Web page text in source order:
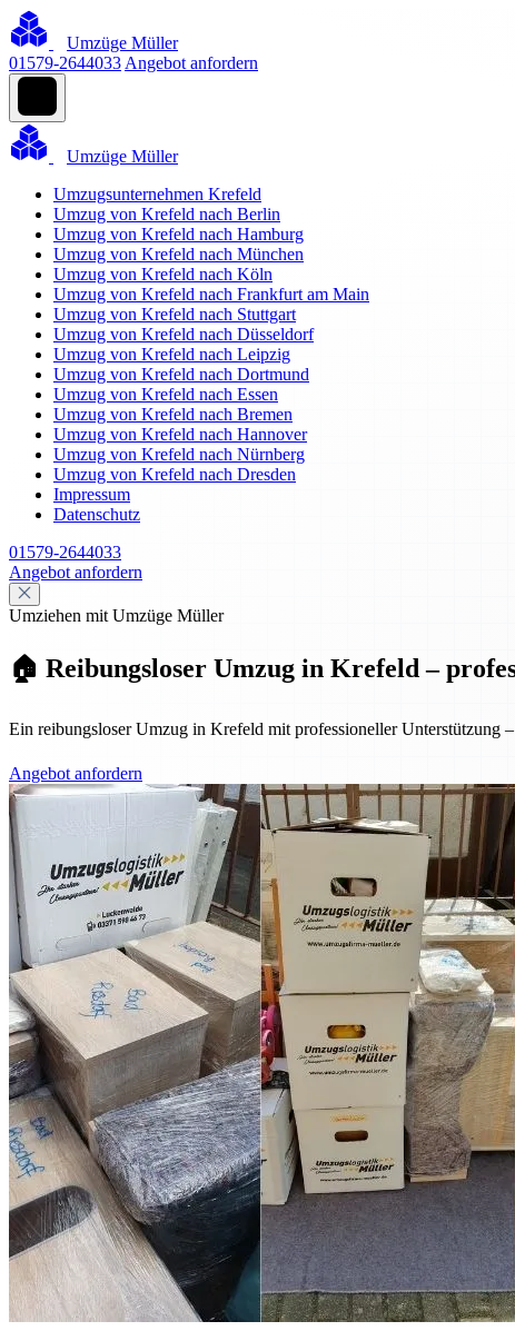
Umzüge Müller
01579-2644033 Angebot anfordern
Umzüge Müller
Umzugsunternehmen Krefeld
Umzug von Krefeld nach Berlin
Umzug von Krefeld nach Hamburg
Umzug von Krefeld nach München
Umzug von Krefeld nach Köln
Umzug von Krefeld nach Frankfurt am Main
Umzug von Krefeld nach Stuttgart
Umzug von Krefeld nach Düsseldorf
Umzug von Krefeld nach Leipzig
Umzug von Krefeld nach Dortmund
Umzug von Krefeld nach Essen
Umzug von Krefeld nach Bremen
Umzug von Krefeld nach Hannover
Umzug von Krefeld nach Nürnberg
Umzug von Krefeld nach Dresden
Impressum
Datenschutz
01579-2644033
Angebot anfordern
Umziehen mit Umzüge Müller
🏠 Reibungsloser Umzug in Krefeld –
Ein reibungsloser Umzug in Krefeld mit professioneller Unterstützung
Angebot anfordern